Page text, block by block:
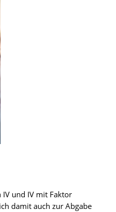
IV und IV mit Faktor
damit auch zur Abgabe